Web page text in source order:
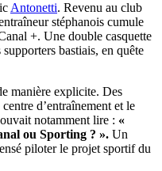
Antonetti. Revenu au club
stéphanois cumule
+. Une double casquette
bastiais, en quête
manière explicite. Des
d’entraînement et le
notamment lire : «
ou Sporting ? ». Un
piloter le projet sportif du